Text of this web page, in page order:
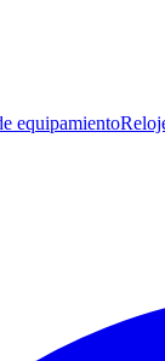
equipamiento